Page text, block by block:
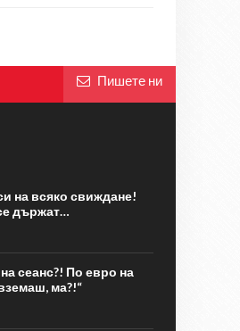
Пишете ни
на всяко свиждане!
държат…
сеанс?! По евро на
ма?!“